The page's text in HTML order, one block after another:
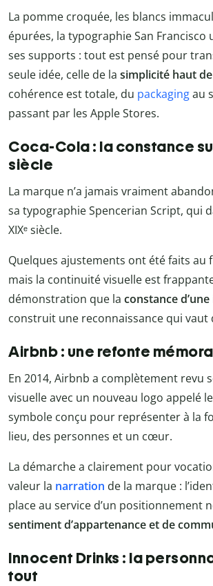
La pomme croquée, les blancs
épurées, la typographie San Francisco
ses supports : tout est pensé pour
seule idée, celle de la simplicité haut
cohérence est totale, du packagingau
passant par les Apple Stores.
Coca-Cola : la constance
siècle
La marque n’a jamais vraiment
sa typographie Spencerian Script, qui
XIXᵉ siècle.
Quelques ajustements ont été faits au
mais la continuité visuelle est
démonstration que la constance
construit une reconnaissance qui vaut
Airbnb : une refonte
En 2014, Airbnb a complètement revu
visuelle avec un nouveau logo appelé le
symbole conçu pour représenter à la
lieu, des personnes et un cœur.
La démarche a clairement pour
valeur la narration de la marque :
place au service d’un positionnement
sentiment d’appartenance et de
Innocent Drinks : la
tout